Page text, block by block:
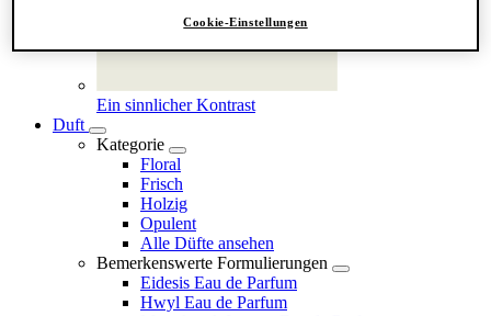
Ein sinnlicher Kontrast
Duft
Kategorie
Floral
Frisch
Holzig
Opulent
Alle Düfte ansehen
Bemerkenswerte Formulierungen
Eidesis Eau de Parfum
Hwyl Eau de Parfum
Cookie-Einstellungen